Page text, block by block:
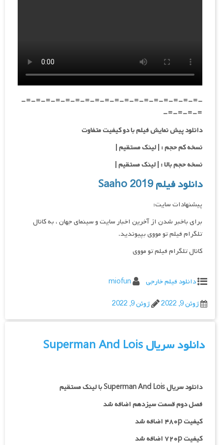
-=-=-=-=-=-=-=-=-=-=-=-=-=-=-=-=-=-=-
=-=-=-=-
دانلود پیش نمایش فیلم با دو کیفیت متفاوت
نسخه کم حجم : | لینک مستقیم |
نسخه حجم بالا : | لینک مستقیم |
دانلود فیلم Saaho 2019
پیشنهادات سایت:
برای باخبر شدن از آخرین اخبار سایت و سینمای جهان ، به کانال
تلگرام فیلم تو مووی بپیوندید.
کانال تلگرام فیلم تو مووی
دانلود فیلم خارجی
miofun
ژوئن 9, 2022
ژوئن 9, 2022
دانلود سریال Superman And Lois
دانلود سریال Superman And Lois با لینک مستقیم
فصل دوم قسمت سیزدهم اضافه شد
کیفیت ۴۸۰p اضافه شد
کیفیت ۷۲۰p اضافه شد